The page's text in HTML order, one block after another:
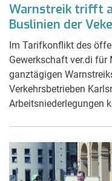
Warnstreik trifft
Buslinien der
Im Tarifkonflikt des
Gewerkschaft ver.di für
ganztägigen
Verkehrsbetrieben
Arbeitsniederlegungen